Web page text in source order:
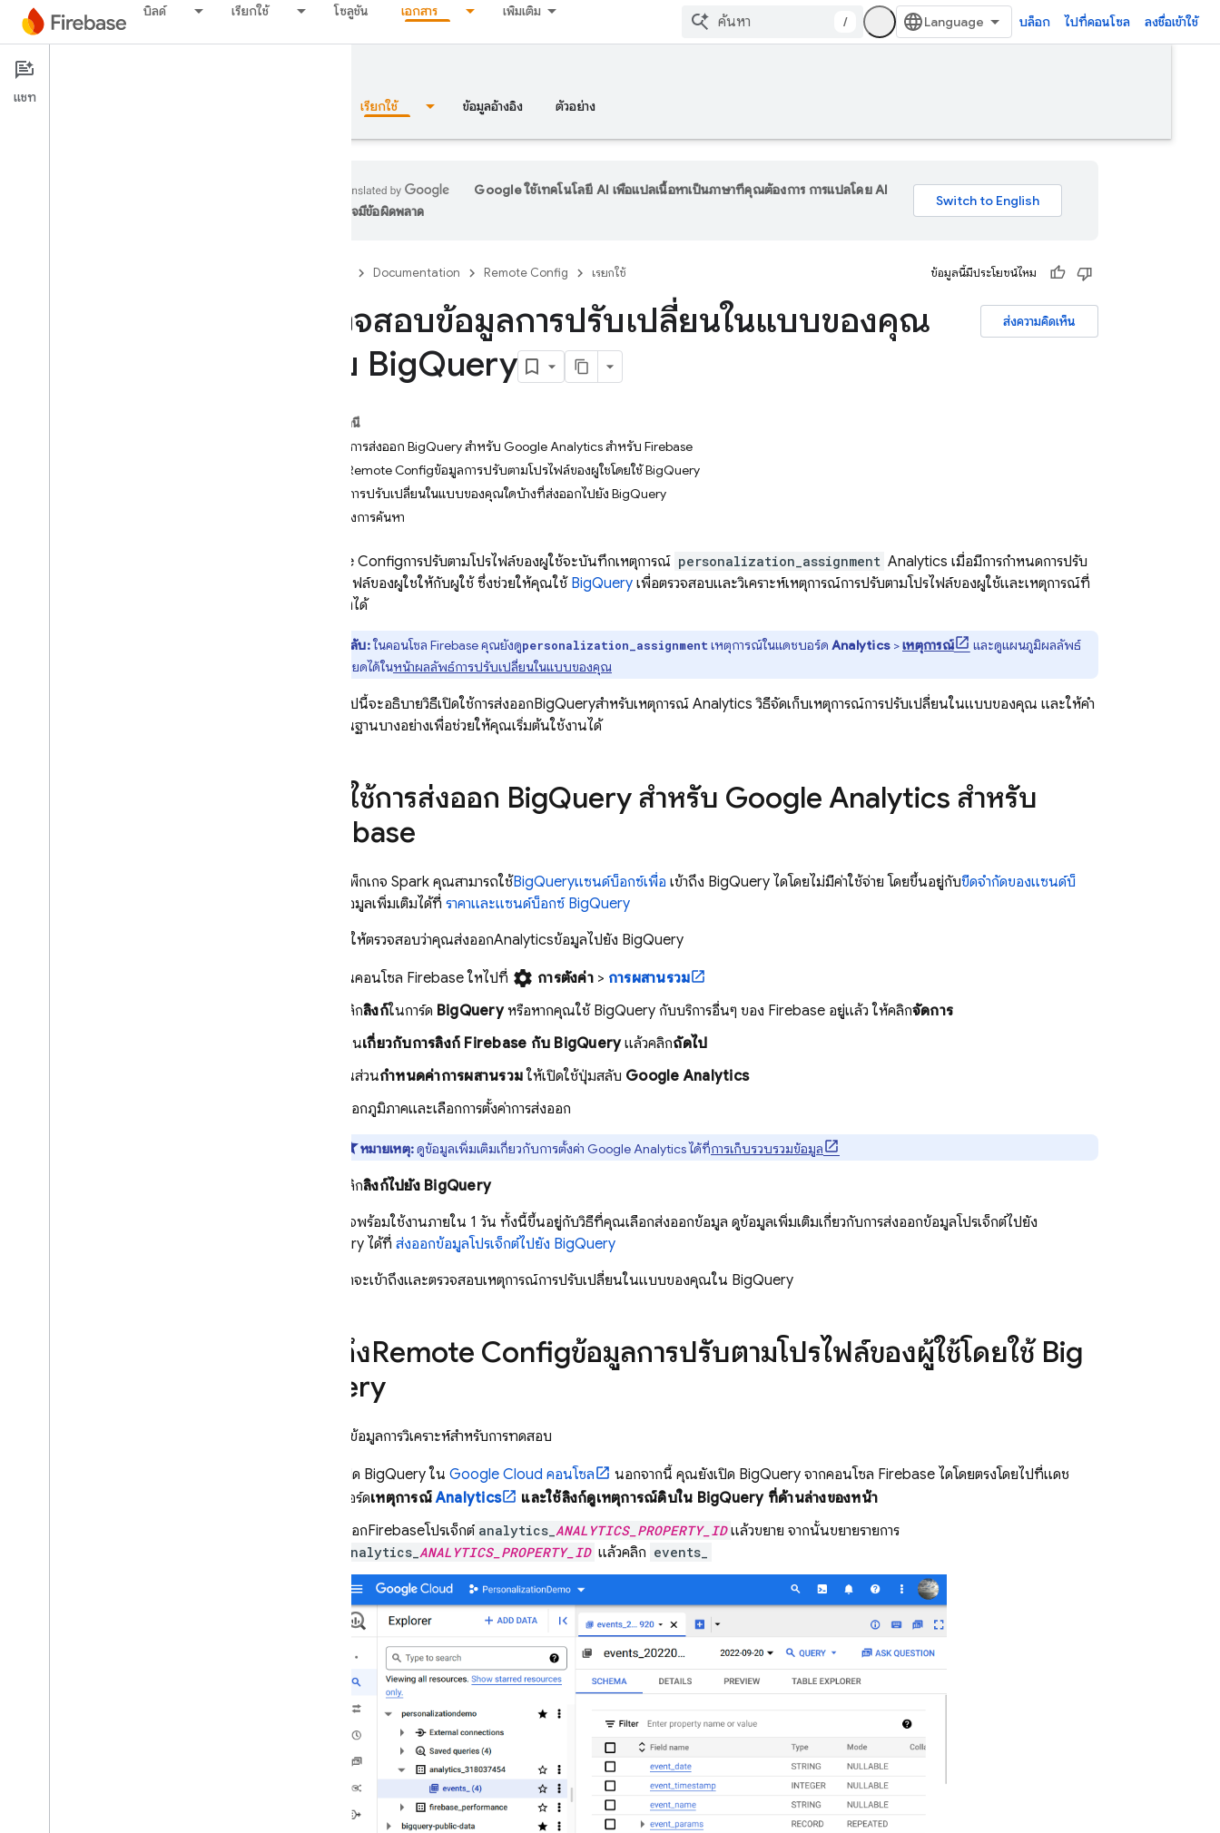
บิลด์ เรียกใช้ โซลูชัน เอกสาร เพิ่มเติม
/ บล็อก ไปที่คอนโซล ลงชื่อเข้าใช้
Documentation
ภาพรวม เรียกใช้ ข้อมูลอ้างอิง ตัวอย่าง
Google ใช้เทคโนโลยี AI เพื่อแปลเนื้อหาเป็นภาษาที่คุณต้องการ การแปลโดย AI
อาจมีข้อผิดพลาด
Documentation Remote Config เรียกใช้ ข้อมูลนี้มีประโยชน์ไหม
ส่งความคิดเห็น
ตรวจสอบข้อมูลการปรับเปลี่ยนในแบบของคุณ
ด้วย BigQuery
ในหน้านี้
เปิดใช้การส่งออก BigQuery สำหรับ Google Analytics สำหรับ Firebase
เข้าถึงRemote Configข้อมูลการปรับตามโปรไฟล์ของผู้ใช้โดยใช้ BigQuery
ข้อมูลการปรับเปลี่ยนในแบบของคุณใดบ้างที่ส่งออกไปยัง BigQuery
ตัวอย่างการค้นหา
Remote Configการปรับตามโปรไฟล์ของผู้ใช้จะบันทึกเหตุการณ์ personalization_assignment Analytics เมื่อมีการกําหนดการปรับ
ตามโปรไฟล์ของผู้ใช้ให้กับผู้ใช้ ซึ่งช่วยให้คุณใช้ BigQuery เพื่อตรวจสอบและวิเคราะห์เหตุการณ์การปรับตามโปรไฟล์ของผู้ใช้และเหตุการณ์ที่
เกี่ยวข้องได้
เคล็ดลับ:ในคอนโซล Firebaseคุณยังดูpersonalization_assignmentเหตุการณ์ในแดชบอร์ด Analytics >เหตุการณ์
และดูแผนภูมิผลลัพธ์
แบบละเอียดได้ในหน้าผลลัพธ์การปรับเปลี่ยนในแบบของคุณ
ส่วนต่อไปนี้จะอธิบายวิธีเปิดใช้การส่งออกBigQueryสําหรับเหตุการณ์ Analytics วิธีจัดเก็บเหตุการณ์การปรับเปลี่ยนในแบบของคุณ และให้คํา
ค้นหาพื้นฐานบางอย่างเพื่อช่วยให้คุณเริ่มต้นใช้งานได้
เปิดใช้การส่งออก BigQuery สำหรับ Google Analytics สำหรับ
Firebase
หากใช้แพ็กเกจ Spark คุณสามารถใช้BigQueryแซนด์บ็อกซ์เพื่อ เข้าถึง BigQuery ได้โดยไม่มีค่าใช้จ่าย โดยขึ้นอยู่กับขีดจำกัดของแซนด์บ็
ดูข้อมูลเพิ่มเติมได้ที่ ราคาและแซนด์บ็อกซ์ BigQuery
ก่อนอื่น ให้ตรวจสอบว่าคุณส่งออกAnalyticsข้อมูลไปยัง BigQuery
ในคอนโซล Firebase ให้ไปที่ settings การตั้งค่า> การผสานรวม
คลิกลิงก์ในการ์ด BigQueryหรือหากคุณใช้ BigQueryกับบริการอื่นๆ ของ Firebase อยู่แล้ว ให้คลิกจัดการ
อ่านเกี่ยวกับการลิงก์ Firebase กับ BigQueryแล้วคลิกถัดไป
ในส่วนกำหนดค่าการผสานรวม ให้เปิดใช้ปุ่มสลับ Google Analytics
เลือกภูมิภาคและเลือกการตั้งค่าการส่งออก
หมายเหตุ:ดูข้อมูลเพิ่มเติมเกี่ยวกับการตั้งค่า Google Analyticsได้ที่การเก็บรวบรวมข้อมูล
คลิกลิงก์ไปยัง BigQuery
ตารางอาจพร้อมใช้งานภายใน 1 วัน ทั้งนี้ขึ้นอยู่กับวิธีที่คุณเลือกส่งออกข้อมูล ดูข้อมูลเพิ่มเติมเกี่ยวกับการส่งออกข้อมูลโปรเจ็กต์ไปยัง
BigQuery ได้ที่ ส่งออกข้อมูลโปรเจ็กต์ไปยัง BigQuery
ต่อไป เราจะเข้าถึงและตรวจสอบเหตุการณ์การปรับเปลี่ยนในแบบของคุณใน BigQuery
เข้าถึงRemote Configข้อมูลการปรับตามโปรไฟล์ของผู้ใช้โดยใช้ Big
Query
วิธีค้นหาข้อมูลการวิเคราะห์สําหรับการทดสอบ
เปิด BigQuery ใน Google Cloud คอนโซล นอกจากนี้ คุณยังเปิด BigQuery จากคอนโซล Firebase ได้โดยตรงโดยไปที่แดช
บอร์ดเหตุการณ์ Analytics และใช้ลิงก์ดูเหตุการณ์ดิบใน BigQueryที่ด้านล่างของหน้า
เลือกFirebaseโปรเจ็กต์ analytics_ ANALYTICS_PROPERTY_ID แล้วขยาย จากนั้นขยายรายการ
analytics_ ANALYTICS_PROPERTY_ID แล้วคลิก events_
แชท